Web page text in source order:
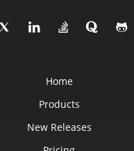
Home
Products
New Releases